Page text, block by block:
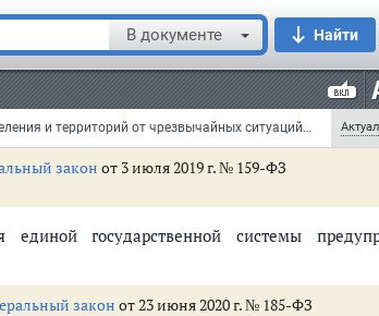
В документе Найти
Федеральный закон от 21 декабря 1994 г. N 68-ФЗ "О защите населения и территорий от чрезвычайных ситуаций природного и техногенного характера" (с изменениями и дополнениями)
единой государственной системы
специально уполномоченные на
на соответствующем уровне
ситуаций.
закон от 3 июля 2019 г. № 159-ФЗ
единой государственной системы
закон от 23 июня 2020 г. № 185-ФЗ